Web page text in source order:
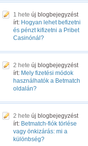
1 hete új blogbejegyzést
írt: Hogyan lehet befizetni
és pénzt kifizetni a Pribet
Casinónál?
2 hete új blogbejegyzést
írt: Mely fizetési módok
használhatók a Betmatch
oldalán?
2 hete új blogbejegyzést
írt: Betmatch-fiók törlése
vagy önkizárás: mi a
különbség?